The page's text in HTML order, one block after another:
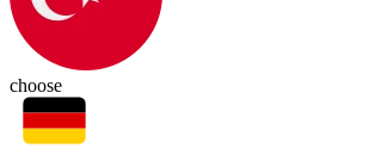
choose